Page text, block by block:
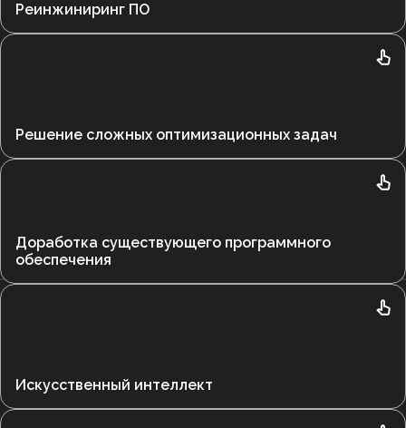
Реинжиниринг ПО
Решение сложных оптимизационных задач
Доработка существующего программного
обеспечения
Искусственный интеллект